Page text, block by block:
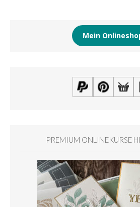
Mein
PREMIUM ONLINEKURSE